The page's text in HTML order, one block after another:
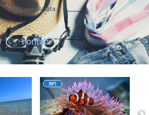
Hakuna Matata !
nontabi
国内